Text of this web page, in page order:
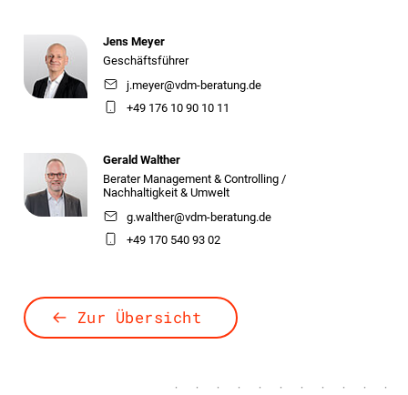
Jens Meyer
Geschäftsführer
j.meyer@vdm-beratung.de
+49 176 10 90 10 11
Gerald Walther
Berater Management & Controlling /
Nachhaltigkeit & Umwelt
g.walther@vdm-beratung.de
+49 170 540 93 02
Zur Übersicht